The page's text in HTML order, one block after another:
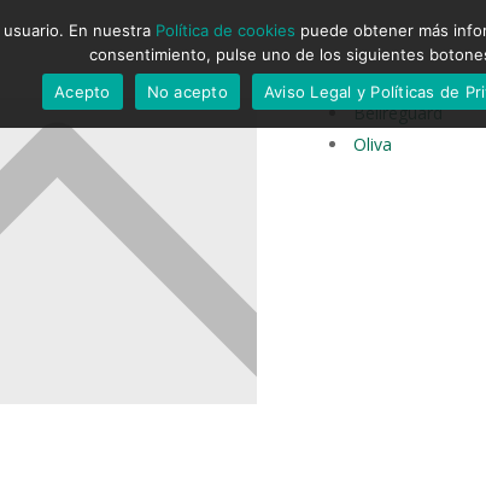
Bellreguard
Oliva
En nuestra Política de cookies puede obtener más
consentimiento, pulse uno de los siguientes
Acepto
No acepto Aviso Legal y Políticas de